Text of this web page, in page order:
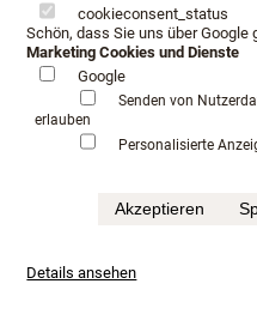
Vispring
speziell gefertigte und
der Füllungen von
cookieconsent_status
Schön, dass Sie uns über Google
Marketing Cookies und Dienste
Google
Senden von
erlauben
Personalisierte
Akzeptieren
Details ansehen